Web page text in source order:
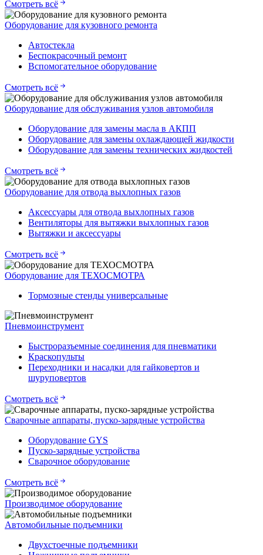
Смотреть всё
Оборудование для кузовного ремонта
Автостекла
Беспокрасочный ремонт
Вспомогательное оборудование
Смотреть всё
Оборудование для обслуживания узлов автомобиля
Оборудование для замены масла в АКПП
Оборудование для замены охлаждающей жидкости
Оборудование для замены технических жидкостей
Смотреть всё
Оборудование для отвода выхлопных газов
Аксессуары для отвода выхлопных газов
Вентиляторы для вытяжки выхлопных газов
Вытяжки и аксессуары
Смотреть всё
Оборудование для ТЕХОСМОТРА
Тормозные стенды универсальные
Пневмоинструмент
Быстроразъемные соединения для пневматики
Краскопульты
Переходники и насадки для гайковертов и
шуруповертов
Смотреть всё
Сварочные аппараты, пуско-зарядные устройства
Оборудование GYS
Пуско-зарядные устройства
Сварочное оборудование
Смотреть всё
Производимое оборудование
Автомобильные подъемники
Двухстоечные подъемники